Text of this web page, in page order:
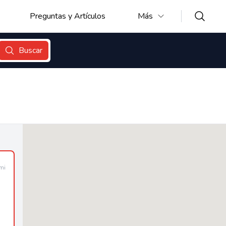
Preguntas y Artículos Más
Buscar